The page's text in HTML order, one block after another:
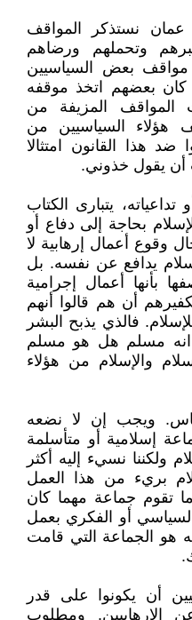
نستذكر المواقف
وتحملهم ورضاهم
مواقف بعض السياسيين
كان بعضهم اتخذ موقفه
المواقف المزيفة من
هؤلاء السياسيين من
هذا القانون امتثالا
أن يقول خذوني.
يتبارى الكتاب
بحاجة إلى دفاع أو
وقوع أعمال إرهابية لا
يدافع عن نفسه. بل
بأنها أعمال إجرامية
أن هم قالوا أنهم
فالذي يذبح البشر
انه مسلم هل هو مسلم
والإسلام من هؤلاء
ويجب إن لا نضعه
إسلامية أو متأسلمة
ولكننا نسيء إليه أكثر
بريء من هذا العمل
تقوم جماعة مهما كان
السياسي أو الفكري بعمل
هو الجماعة التي قامت
أن يكونوا على قدر
الإرهابيين. ومطلوب